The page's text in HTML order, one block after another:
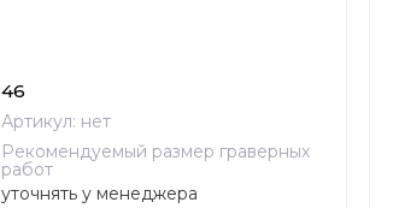
46
Артикул: нет
Рекомендуемый размер граверных
работ
уточнять у менеджера